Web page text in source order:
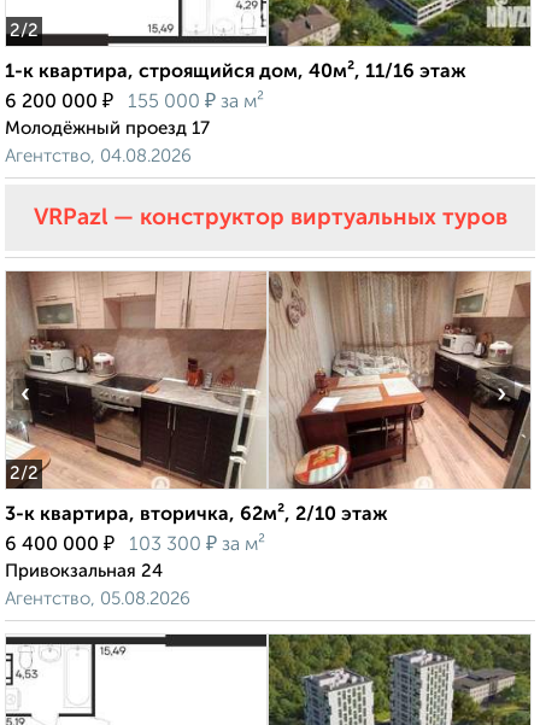
2/2
1-к квартира, строящийся дом, 40м², 11/16 этаж
6 200 000 ₽ 155 000 ₽ за м²
Молодёжный проезд 17
Агентство, 04.08.2026
VRPazl — конструктор виртуальных туров
2/2
‹ ›
3-к квартира, вторичка, 62м², 2/10 этаж
6 400 000 ₽ 103 300 ₽ за м²
Привокзальная 24
Агентство, 05.08.2026